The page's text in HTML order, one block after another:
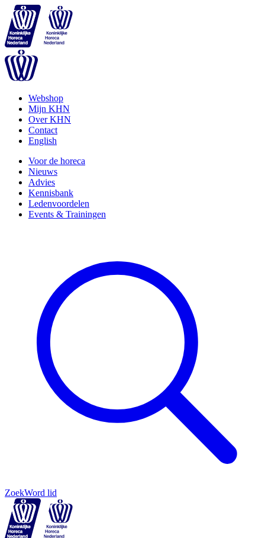
Webshop
Mijn KHN
Over KHN
Contact
English
Voor de horeca
Nieuws
Advies
Kennisbank
Ledenvoordelen
Events & Trainingen
ZoekWord lid